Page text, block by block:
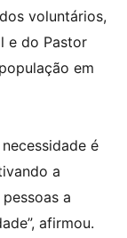
voluntários,
e do Pastor
em
é
a
a
afirmou.